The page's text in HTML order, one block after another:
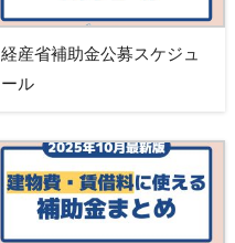
経産省補助金公募スケジュ
ール